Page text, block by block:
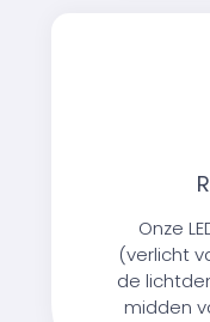
Onze
(verlicht
de
midden